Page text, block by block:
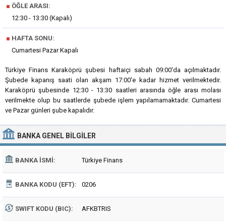
■ ÖĞLE ARASI:
12:30 - 13:30 (Kapalı)
■ HAFTA SONU:
Cumartesi Pazar Kapalı
Türkiye Finans Karaköprü şubesi haftaiçi sabah 09:00'da açılmaktadır.
Şubede kapanış saati olan akşam 17:00'e kadar hizmet verilmektedir.
Karaköprü şubesinde 12:30 - 13:30 saatleri arasında öğle arası molası
verilmekte olup bu saatlerde şubede işlem yapılamamaktadır. Cumartesi
ve Pazar günleri şube kapalıdır.
BANKA GENEL BILGILER
BANKA İSMI: Türkiye Finans
BANKA KODU (EFT): 0206
SWIFT KODU (BIC): AFKBTRIS